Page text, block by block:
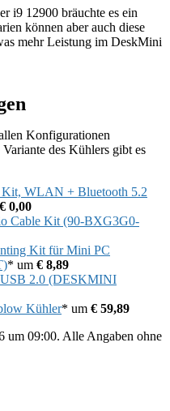
i9 12900 bräuchte es ein
können aber auch diese
mehr Leistung im DeskMini
Konfigurationen
des Kühlers gibt es
WLAN + Bluetooth 5.2
€ 0,00
Cable Kit (90-BXG3G0-
Kit für Mini PC
* um € 8,89
2.0 (DESKMINI
Kühler* um € 59,89
um 09:00. Alle Angaben ohne